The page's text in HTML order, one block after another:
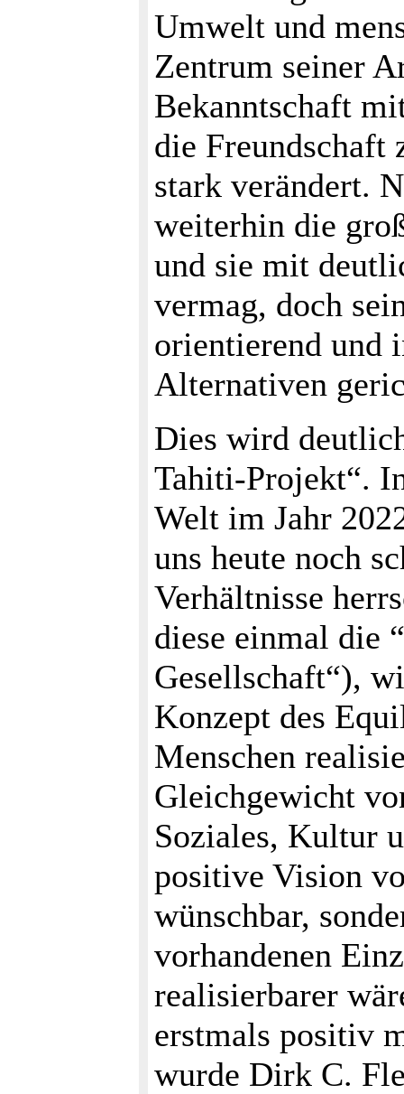
Umwelt und
Zentrum seiner
Bekanntschaft
die
stark verändert.
weiterhin die
und sie mit
vermag, doch
orientierend und
Alternativen
Dies wird
Tahiti-Projekt“.
Welt im Jahr
uns heute noch
Verhältnisse
diese einmal die
Gesellschaft“),
Konzept des
Menschen
Gleichgewicht
Soziales, Kultur
positive Vision
wünschbar,
vorhandenen
realisierbarer
erstmals positiv
wurde Dirk C.